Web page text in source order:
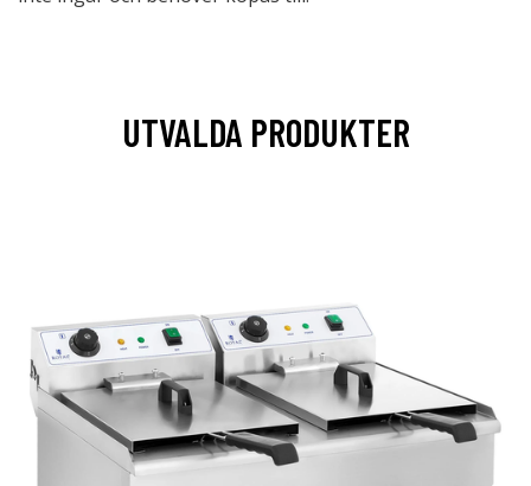
UTVALDA PRODUKTER